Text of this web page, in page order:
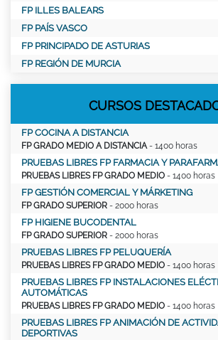
FP ILLES BALEARS
FP PAÍS VASCO
FP PRINCIPADO DE ASTURIAS
FP REGIÓN DE MURCIA
CURSOS
FP COCINA A DISTANCIA
FP GRADO MEDIO A DISTANCIA - 1400 horas
PRUEBAS LIBRES FP FARMACIA Y
PRUEBAS LIBRES FP GRADO MEDIO - 1400 horas
FP GESTIÓN COMERCIAL Y MÁRKETING
FP GRADO SUPERIOR - 2000 horas
FP HIGIENE BUCODENTAL
FP GRADO SUPERIOR - 2000 horas
PRUEBAS LIBRES FP PELUQUERÍA
PRUEBAS LIBRES FP GRADO MEDIO - 1400 horas
PRUEBAS LIBRES FP INSTALACIONES
AUTOMÁTICAS
PRUEBAS LIBRES FP GRADO MEDIO - 1400 horas
PRUEBAS LIBRES FP ANIMACIÓN DE
DEPORTIVAS